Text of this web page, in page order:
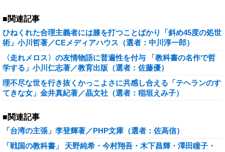
■関連記事
ひねくれた合理主義者には膝を打つことばかり「斜め45度の処世
術」小川哲著／CEメディアハウス（選者：中川淳一郎）
〈走れメロス〉の友情物語に普遍性を付与 「教科書の名作で哲
学する」小川仁志著／教育出版（選者：佐藤優）
理不尽な世を行き抜くかっこよさに共感し合える「テヘランのす
てきな女」金井真紀著／晶文社（選者：稲垣えみ子）
■関連記事
「台湾の主張」李登輝著／PHP文庫（選者：佐高信）
「戦国の教科書」 天野純希・今村翔吾・木下昌輝・澤田瞳子・